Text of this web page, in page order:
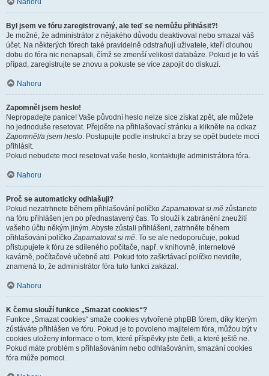
Nahoru
Byl jsem ve fóru zaregistrovaný, ale teď se nemůžu přihlásit?!
Je možné, že administrátor z nějakého důvodu deaktivoval nebo smazal váš
účet. Na některých fórech také pravidelně odstraňují uživatele, kteří dlouhou
dobu do fóra nic nenapsali, čímž se zmenší velikost databáze. Pokud je to váš
případ, zaregistrujte se znovu a pokuste se více zapojit do diskuzí.
Nahoru
Zapomněl jsem heslo!
Nepropadejte panice! Vaše původní heslo nelze sice získat zpět, ale můžete
ho jednoduše resetovat. Přejděte na přihlašovací stránku a klikněte na odkaz
Zapomněl/a jsem heslo. Postupujte podle instrukcí a brzy se opět budete moci
přihlásit.
Pokud nebudete moci resetovat vaše heslo, kontaktujte administrátora fóra.
Nahoru
Proč se automaticky odhlašuji?
Pokud nezatrhnete během přihlašování políčkoZapamatovat si mě zůstanete
na fóru přihlášen jen po přednastavený čas. To slouží k zabránění zneužití
vašeho účtu někým jiným. Abyste zůstali přihlášeni, zatrhněte během
přihlašování políčkoZapamatovat si mě. To se ale nedoporučuje, pokud
přistupujete k fóru ze sdíleného počítače, např. v knihovně, internetové
kavárně, počítačové učebně atd. Pokud toto zaškrtávací políčko nevidíte,
znamená to, že administrátor fóra tuto funkci zakázal.
Nahoru
K čemu slouží funkce „Smazat cookies“?
Funkce „Smazat cookies“ smaže cookies vytvořené phpBB fórem, díky kterým
zůstáváte přihlášen ve fóru. Pokud je to povoleno majitelem fóra, můžou být v
cookies uloženy informace o tom, které příspěvky jste četli, a které ještě ne.
Pokud máte problém s přihlašováním nebo odhlašováním, smazání cookies
fóra může pomoci.